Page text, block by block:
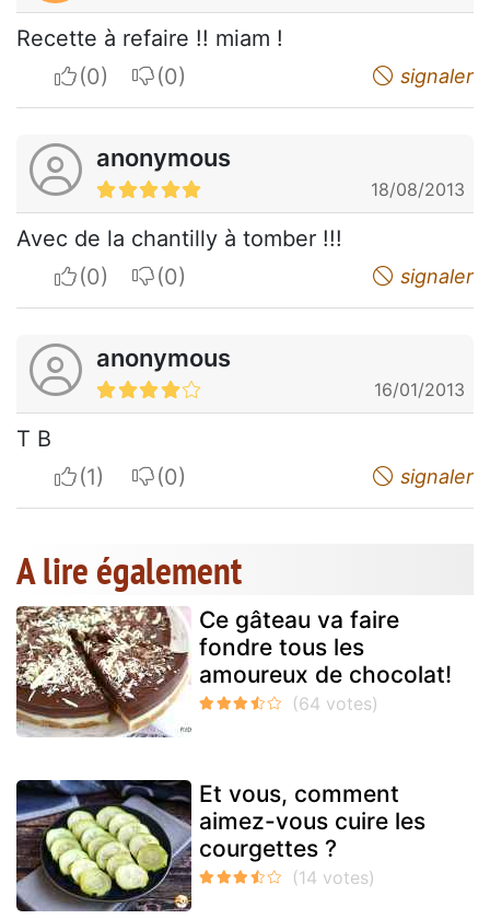
Recette à refaire !! miam !
I apreciateI do not appreciate signaler
anonymous
18/08/2013
Avec de la chantilly à tomber !!!
I apreciateI do not appreciate signaler
anonymous
16/01/2013
T B
I apreciateI do not appreciate signaler
A lire également
Ce gâteau va faire
fondre tous les
amoureux de chocolat!
Et vous, comment
aimez-vous cuire les
courgettes ?